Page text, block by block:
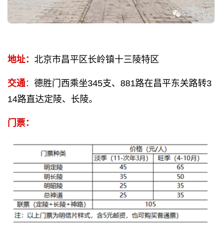
地址： 北京市昌平区长岭镇十三陵特区
交通： 德胜门西乘坐345支、881路在昌平东关路转3
14路直达定陵、长陵。
门票：